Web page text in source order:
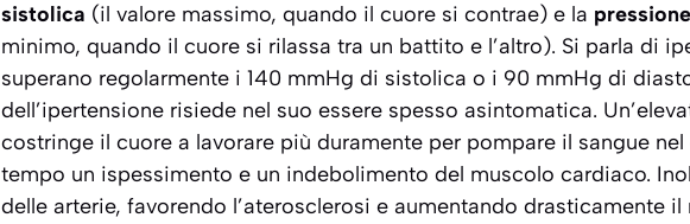
sistolica (il valore massimo, quando il cuore si contrae) e la
minimo, quando il cuore si rilassa tra un battito e l’altro). Si parla di
superano regolarmente i 140 mmHg di sistolica o i 90 mmHg di
dell’ipertensione risiede nel suo essere spesso asintomatica.
costringe il cuore a lavorare più duramente per pompare il sangue
tempo un ispessimento e un indebolimento del muscolo cardiaco.
delle arterie, favorendo l’aterosclerosi e aumentando drasticamente